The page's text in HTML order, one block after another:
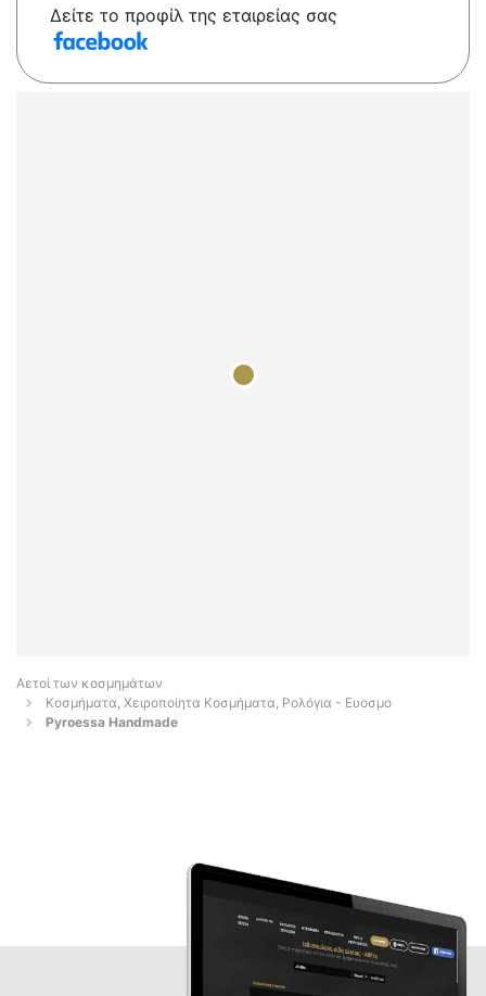
Δείτε το προφίλ της εταιρείας σας
Αετοί των κοσμημάτων
Κοσμήματα, Χειροποίητα Κοσμήματα, Ρολόγια - Ευοσμο
Pyroessa Handmade